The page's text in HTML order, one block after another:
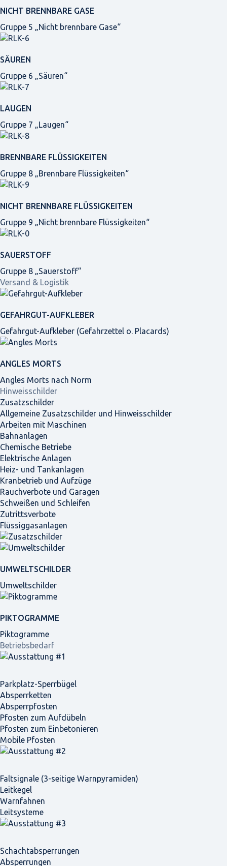
NICHT BRENNBARE GASE
Gruppe 5 „Nicht brennbare Gase“
SÄUREN
Gruppe 6 „Säuren“
LAUGEN
Gruppe 7 „Laugen“
BRENNBARE FLÜSSIGKEITEN
Gruppe 8 „Brennbare Flüssigkeiten“
NICHT BRENNBARE FLÜSSIGKEITEN
Gruppe 9 „Nicht brennbare Flüssigkeiten“
SAUERSTOFF
Gruppe 8 „Sauerstoff“
Versand & Logistik
GEFAHRGUT-AUFKLEBER
Gefahrgut-Aufkleber (Gefahrzettel o. Placards)
ANGLES MORTS
Angles Morts nach Norm
Hinweisschilder
Zusatzschilder
Allgemeine Zusatzschilder und Hinweisschilder
Arbeiten mit Maschinen
Bahnanlagen
Chemische Betriebe
Elektrische Anlagen
Heiz- und Tankanlagen
Kranbetrieb und Aufzüge
Rauchverbote und Garagen
Schweißen und Schleifen
Zutrittsverbote
Flüssiggasanlagen
UMWELTSCHILDER
Umweltschilder
PIKTOGRAMME
Piktogramme
Betriebsbedarf
Parkplatz-Sperrbügel
Absperrketten
Absperrpfosten
Pfosten zum Aufdübeln
Pfosten zum Einbetonieren
Mobile Pfosten
Faltsignale (3-seitige Warnpyramiden)
Leitkegel
Warnfahnen
Leitsysteme
Schacht­absperrungen
Absperrungen